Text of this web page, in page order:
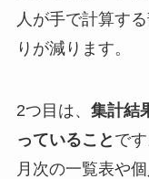
人が手で計算す
りが減ります。
2つ目は、 集計結
っていること です
月次の一覧表や